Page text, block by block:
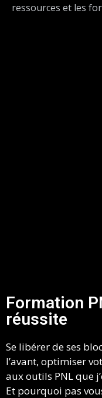
ressources et les
Formation
réussite
Se libérer de ses
l’avant, optimiser
aux outils PNL que
Et pourquoi pas